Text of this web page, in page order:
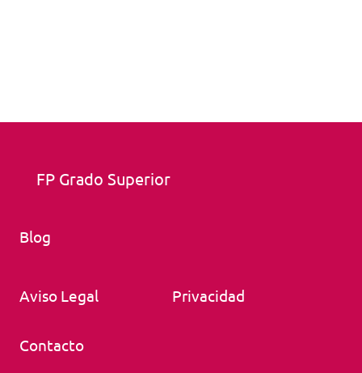
FP Grado Superior
Blog
Aviso Legal Privacidad
Contacto